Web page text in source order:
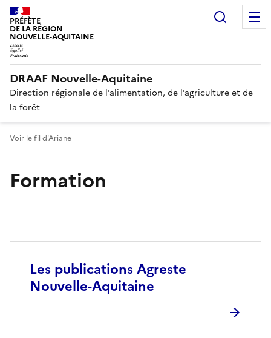
PRÉFÈTE
DE LA RÉGION
NOUVELLE-AQUITAINE
DRAAF Nouvelle-Aquitaine
Direction régionale de l’alimentation, de l’agriculture et de
la forêt
Voir le fil d'Ariane
Formation
Les publications Agreste
Nouvelle-Aquitaine